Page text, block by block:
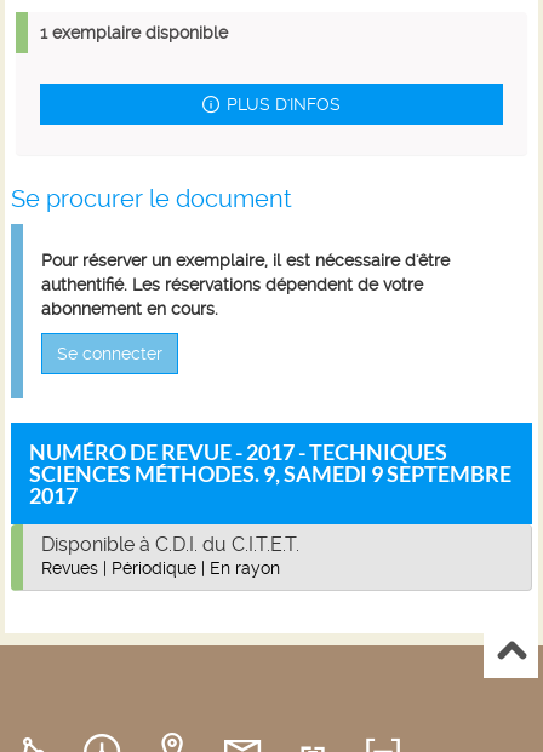
1 exemplaire disponible
PLUS D'INFOS
Se procurer le document
Pour réserver un exemplaire, il est nécessaire d'être
authentifié. Les réservations dépendent de votre
abonnement en cours.
Se connecter
NUMÉRO DE REVUE - 2017 - TECHNIQUES
SCIENCES MÉTHODES. 9, SAMEDI 9 SEPTEMBRE
2017
Disponible à C.D.I. du C.I.T.E.T.
Revues | Périodique | En rayon